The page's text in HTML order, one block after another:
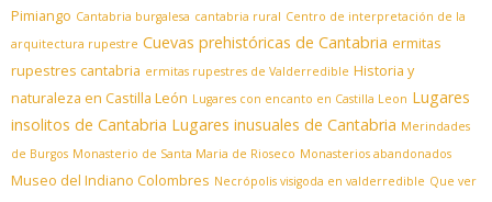
Pimiango Cantabria burgalesa cantabria rural Centro de interpretación de la
arquitectura rupestre Cuevas prehistóricas de Cantabria ermitas
rupestres cantabria ermitas rupestres de Valderredible Historia y
naturaleza en Castilla León Lugares con encanto en Castilla Leon Lugares
insolitos de Cantabria Lugares inusuales de Cantabria Merindades
de Burgos Monasterio de Santa Maria de Rioseco Monasterios abandonados
Museo del Indiano Colombres Necrópolis visigoda en valderredible Que ver